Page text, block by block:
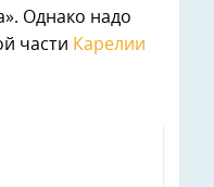
Однако надо
части Карелии